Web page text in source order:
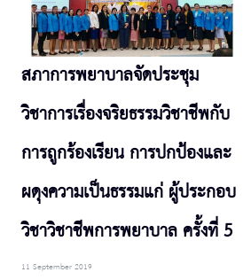
สภาการพยาบาลจัดประชุม
วิชาการเรื่องจริยธรรมวิชาชีพกับ
การถูกร้องเรียน การปกป้องและ
ผดุงความเป็นธรรมแก่ ผู้ประกอบ
วิชาวิชาชีพการพยาบาล ครั้งที่ 5
11 September 2019